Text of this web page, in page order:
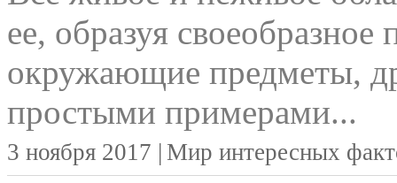
ее, образуя своеобразное
окружающие предметы,
простыми примерами...
3 ноября 2017 | Мир интересных